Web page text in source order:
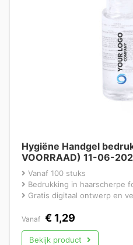
Hygiëne Handgel
VOORRAAD) 11-06-
Vanaf 100 stuks
Bedrukking in haarscherpe
Gratis digitaal ontwerp en
Vanaf € 1,29
Bekijk product